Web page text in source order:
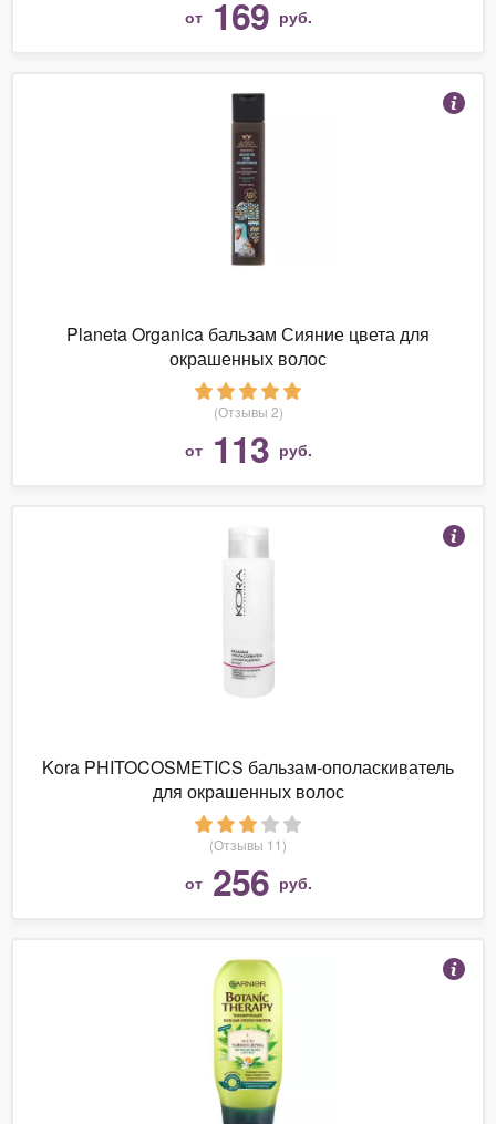
от 169 руб.
Planeta Organica бальзам Сияние цвета для
окрашенных волос
(Отзывы 2)
от 113 руб.
Kora PHITOCOSMETICS бальзам-ополаскиватель
для окрашенных волос
(Отзывы 11)
от 256 руб.